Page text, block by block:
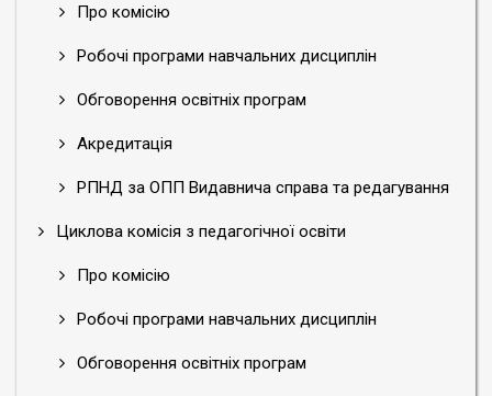
Про комісію
Робочі програми навчальних дисциплін
Обговорення освітніх програм
Акредитація
РПНД за ОПП Видавнича справа та редагування
Циклова комісія з педагогічної освіти
Про комісію
Робочі програми навчальних дисциплін
Обговорення освітніх програм